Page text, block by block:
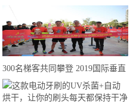
300名梯客共同攀登 2019国际垂直
马拉松超级精英赛顺德海骏达中心
站欢乐开跑